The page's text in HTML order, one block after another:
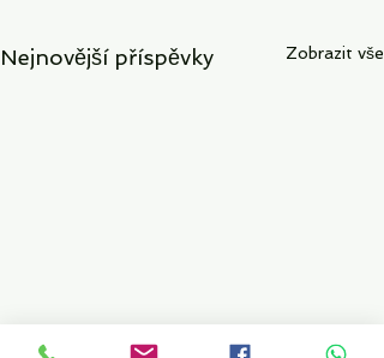
Nejnovější příspěvky Zobrazit vše